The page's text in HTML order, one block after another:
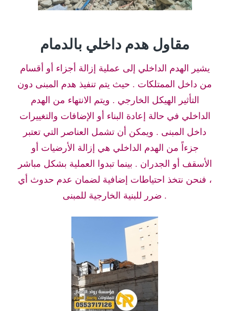
مقاول هدم داخلي بالدمام
يشير الهدم الداخلي إلى عملية إزالة أجزاء أو أقسام
من داخل الممتلكات . حيث يتم تنفيذ هدم المبنى دون
التأثير الهيكل الخارجي . ويتم الانتهاء من الهدم
الداخلي في حالة إعادة البناء أو الإضافات والتغييرات
داخل المبنى . ويمكن أن تشمل العناصر التي تعتبر
جزءاً من الهدم الداخلي هي إزالة الأرضيات أو
الأسقف أو الجدران . بينما تبدوا العملية بشكل مباشر
، فنحن نتخذ احتياطات إضافية لضمان عدم حدوث أي
ضرر للبنية الخارجية للمبنى .